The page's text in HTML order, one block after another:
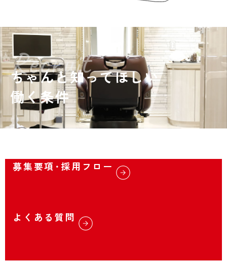
Recruit
ちゃんと知ってほしい
働く条件
募集要項･採用フロー
よくある質問